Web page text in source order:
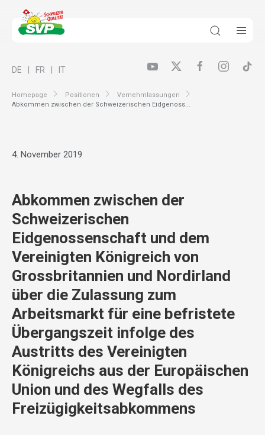
Homepage Positionen
Vernehmlassungen
Abkommen zwischen der Schweizerischen Eidgenoss...
DE FR IT
4. November 2019
Abkommen zwischen der
Schweizerischen
Eidgenossenschaft und dem
Vereinigten Königreich von
Grossbritannien und Nordirland
über die Zulassung zum
Arbeitsmarkt für eine befristete
Übergangszeit infolge des
Austritts des Vereinigten
Königreichs aus der Europäischen
Union und des Wegfalls des
Freizügigkeitsabkommens